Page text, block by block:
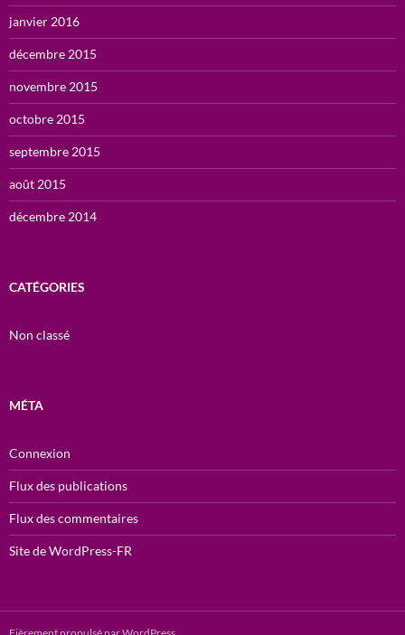
janvier 2016
décembre 2015
novembre 2015
octobre 2015
septembre 2015
août 2015
décembre 2014
CATÉGORIES
Non classé
MÉTA
Connexion
Flux des publications
Flux des commentaires
Site de WordPress-FR